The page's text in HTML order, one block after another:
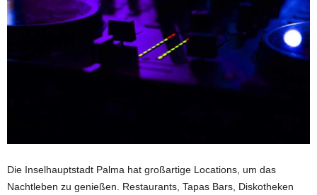
Die Inselhauptstadt Palma hat großartige Locations, um das
Nachtleben zu genießen. Restaurants, Tapas Bars, Diskotheken